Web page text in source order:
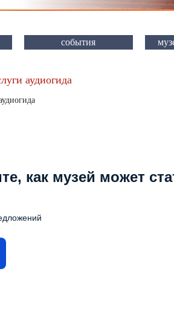
события
аудиогида
как музей может